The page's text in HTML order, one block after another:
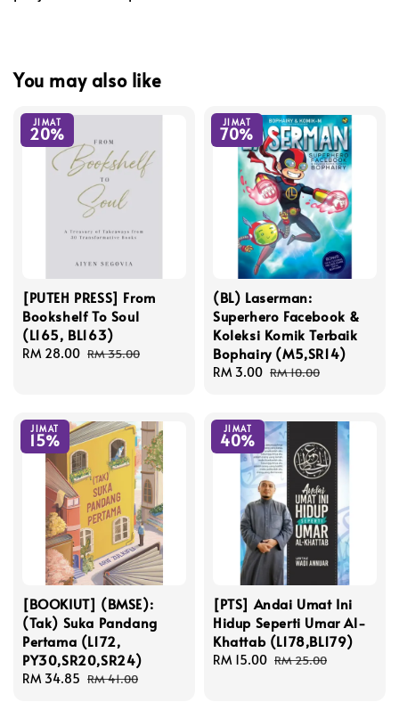
You may also like
JIMAT
20%
[PUTEH PRESS] From
Bookshelf To Soul
(L165, BL163)
Sale
RM 28.00 Regular
RM 35.00
JIMAT
70%
(BL) Laserman:
Superhero Facebook &
Koleksi Komik Terbaik
Bophairy (M5,SR14)
Sale
RM 3.00 Regular
RM 10.00
JIMAT
15%
[BOOKIUT] (BMSE):
(Tak) Suka Pandang
Pertama (L172,
PY30,SR20,SR24)
Sale
RM 34.85 Regular
RM 41.00
JIMAT
40%
[PTS] Andai Umat Ini
Hidup Seperti Umar Al-
Khattab (L178,BL179)
Sale
RM 15.00 Regular
RM 25.00